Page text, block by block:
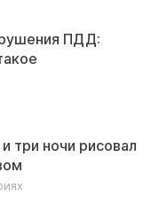
ПДД:
три ночи рисовал